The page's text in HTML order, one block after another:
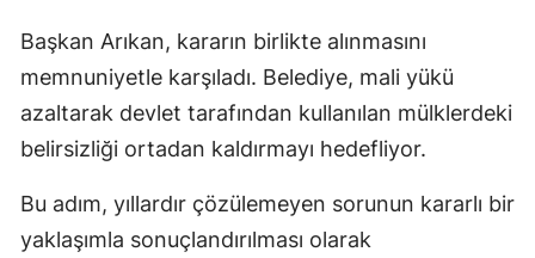
Başkan Arıkan, kararın birlikte alınmasını
memnuniyetle karşıladı. Belediye, mali yükü
azaltarak devlet tarafından kullanılan mülklerdeki
belirsizliği ortadan kaldırmayı hedefliyor.
Bu adım, yıllardır çözülemeyen sorunun kararlı bir
yaklaşımla sonuçlandırılması olarak